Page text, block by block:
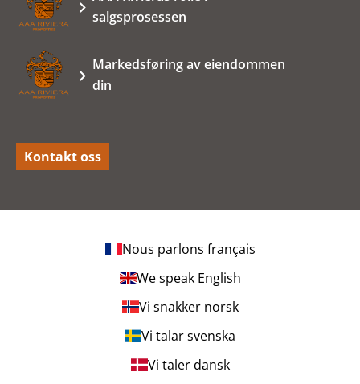
salgsprosessen
Markedsføring av eiendommen
din
Kontakt oss
Nous parlons français
We speak English
Vi snakker norsk
Vi talar svenska
Vi taler dansk